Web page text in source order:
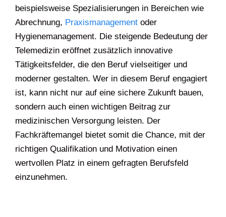
beispielsweise Spezialisierungen in Bereichen wie
Abrechnung, Praxismanagement oder
Hygienemanagement. Die steigende Bedeutung der
Telemedizin eröffnet zusätzlich innovative
Tätigkeitsfelder, die den Beruf vielseitiger und
moderner gestalten. Wer in diesem Beruf engagiert
ist, kann nicht nur auf eine sichere Zukunft bauen,
sondern auch einen wichtigen Beitrag zur
medizinischen Versorgung leisten. Der
Fachkräftemangel bietet somit die Chance, mit der
richtigen Qualifikation und Motivation einen
wertvollen Platz in einem gefragten Berufsfeld
einzunehmen.